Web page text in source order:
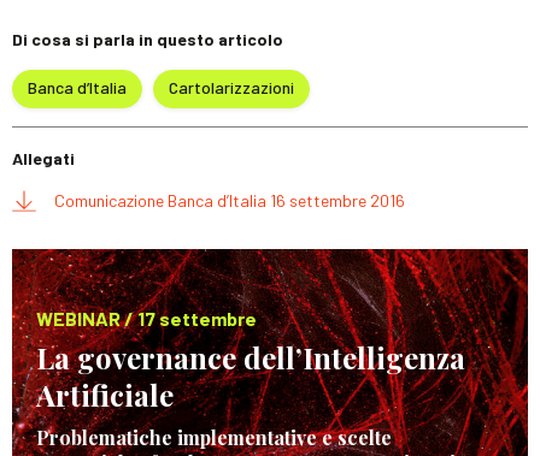
Di cosa si parla in questo articolo
Banca d’Italia Cartolarizzazioni
Allegati
Comunicazione Banca d’Italia 16 settembre 2016
WEBINAR / 17 settembre
La governance dell’Intelligenza
Artificiale
Problematiche implementative e scelte